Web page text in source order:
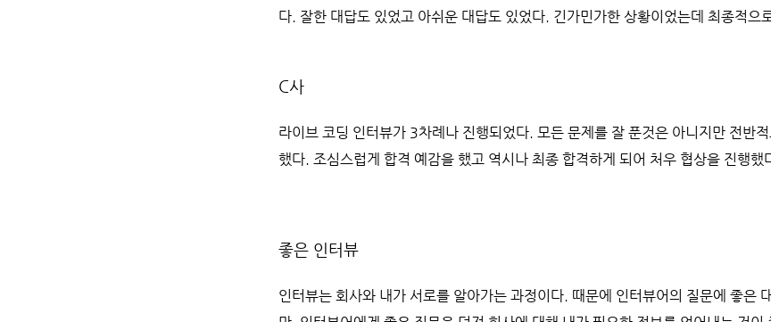
다. 잘한 대답도 있었고 아쉬운 대답도 있었다. 긴가민가한 상황이었는데 최종적으
C사
라이브 코딩 인터뷰가 3차례나 진행되었다. 모든 문제를 잘 푼것은 아니지만 전반
했다. 조심스럽게 합격 예감을 했고 역시나 최종 합격하게 되어 처우 협상을 진행했
좋은 인터뷰
인터뷰는 회사와 내가 서로를 알아가는 과정이다. 때문에 인터뷰어의 질문에 좋은